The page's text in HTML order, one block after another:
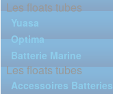
Les floats tubes
Yuasa
Optima
Batterie Marine
Les floats tubes
Accessoires Batteries